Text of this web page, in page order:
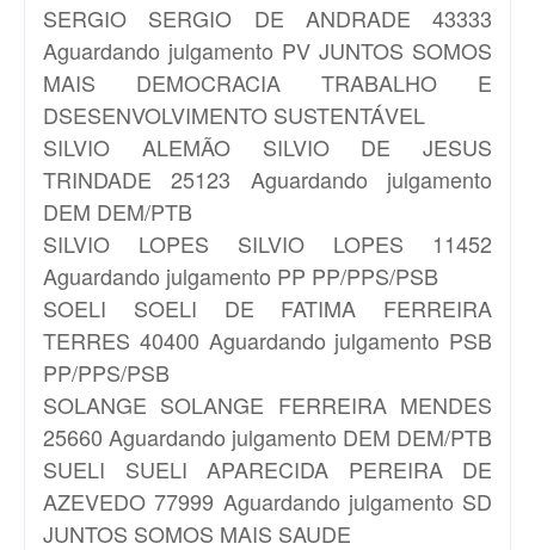
SERGIO SERGIO DE ANDRADE 43333
Aguardando julgamento PV JUNTOS SOMOS
MAIS DEMOCRACIA TRABALHO E
DSESENVOLVIMENTO SUSTENTÁVEL
SILVIO ALEMÃOSILVIO DE JESUS
TRINDADE 25123 Aguardando julgamento
DEM DEM/PTB
SILVIO LOPES SILVIO LOPES 11452
Aguardando julgamento PP PP/PPS/PSB
SOELI SOELI DE FATIMA FERREIRA
TERRES 40400 Aguardando julgamento PSB
PP/PPS/PSB
SOLANGE SOLANGE FERREIRA MENDES
25660 Aguardando julgamento DEM DEM/PTB
SUELI SUELI APARECIDA PEREIRA DE
AZEVEDO 77999 Aguardando julgamento SD
JUNTOS SOMOS MAIS SAUDE